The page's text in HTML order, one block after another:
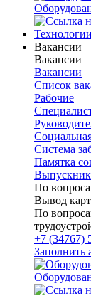
Технологии
Вакансии
Вакансии
Вакансии
Список
Рабочие
Система
Памятка
По
Вывод
По
+7 (34767)
Заполнить